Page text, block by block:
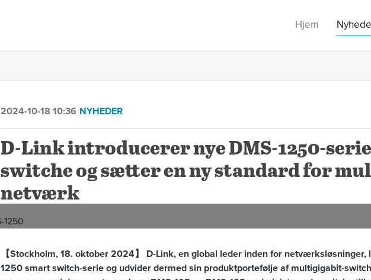
Hjem
2024-10-18 10:36 NYHEDER
D-Link introducerer nye DMS-1250-
switche og sætter en ny standard for
netværk
【Stockholm, 18. oktober 2024】 D-Link, en global leder inden for netværksløsninger,
1250 smart switch-serie og udvider dermed sin produktportefølje af multigigabit-